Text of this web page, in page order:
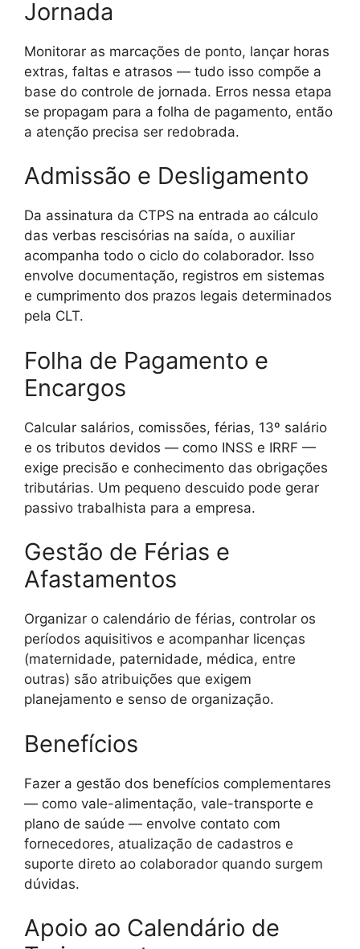
Jornada
Monitorar as marcações de ponto, lançar horas
extras, faltas e atrasos — tudo isso compõe a
base do controle de jornada. Erros nessa etapa
se propagam para a folha de pagamento, então
a atenção precisa ser redobrada.
Admissão e Desligamento
Da assinatura da CTPS na entrada ao cálculo
das verbas rescisórias na saída, o auxiliar
acompanha todo o ciclo do colaborador. Isso
envolve documentação, registros em sistemas
e cumprimento dos prazos legais determinados
pela CLT.
Folha de Pagamento e
Encargos
Calcular salários, comissões, férias, 13º salário
e os tributos devidos — como INSS e IRRF —
exige precisão e conhecimento das obrigações
tributárias. Um pequeno descuido pode gerar
passivo trabalhista para a empresa.
Gestão de Férias e
Afastamentos
Organizar o calendário de férias, controlar os
períodos aquisitivos e acompanhar licenças
(maternidade, paternidade, médica, entre
outras) são atribuições que exigem
planejamento e senso de organização.
Benefícios
Fazer a gestão dos benefícios complementares
— como vale-alimentação, vale-transporte e
plano de saúde — envolve contato com
fornecedores, atualização de cadastros e
suporte direto ao colaborador quando surgem
dúvidas.
Apoio ao Calendário de